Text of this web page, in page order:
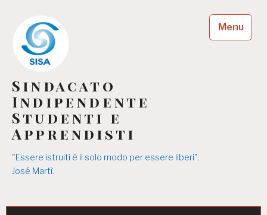
content
Sindacato
Indipendente
Studenti e
Apprendisti
"Essere istruiti è il solo modo per essere liberi".
José Martì.
Menu